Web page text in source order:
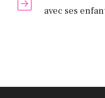
avec ses